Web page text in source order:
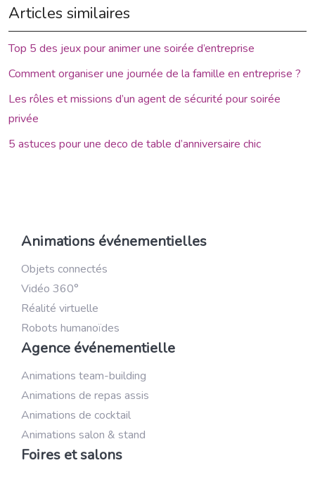
Articles similaires
Top 5 des jeux pour animer une soirée d’entreprise
Comment organiser une journée de la famille en entreprise ?
Les rôles et missions d’un agent de sécurité pour soirée
privée
5 astuces pour une deco de table d’anniversaire chic
Animations événementielles
Objets connectés
Vidéo 360°
Réalité virtuelle
Robots humanoïdes
Agence événementielle
Animations team-building
Animations de repas assis
Animations de cocktail
Animations salon & stand
Foires et salons